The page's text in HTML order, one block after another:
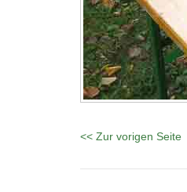
<< Zur vorigen Seite